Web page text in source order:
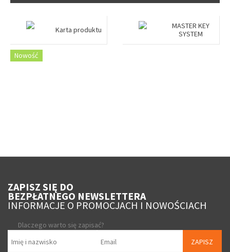
Karta produktu
MASTER KEY
SYSTEM
Nowość
ZAPISZ SIĘ DO
BEZPŁATNEGO NEWSLETTERA
INFORMACJE O PROMOCJACH I NOWOŚCIACH
Dlaczego warto się zapisać?
ZAPISZ